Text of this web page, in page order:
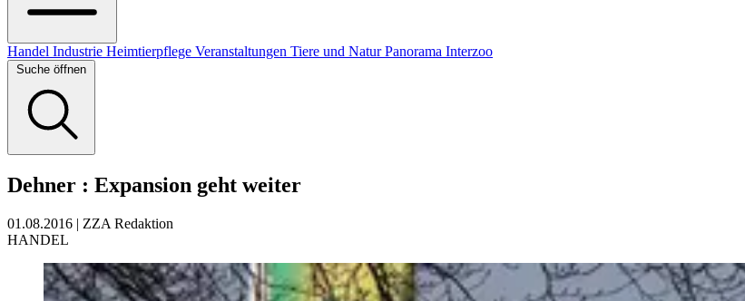
Handel Industrie Heimtierpflege Veranstaltungen Tiere und NaturPanorama Interzoo
Suche öffnen
Dehner : Expansion geht weiter
01.08.2016 | ZZA Redaktion
HANDEL